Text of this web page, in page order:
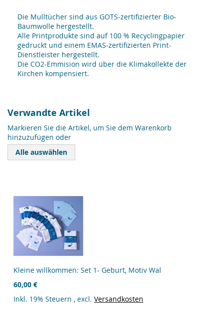
Die Mulltücher sind aus GOTS-zertifizierter Bio-
Baumwolle hergestellt.
Alle Printprodukte sind auf 100 % Recyclingpapier
gedruckt und einem EMAS-zertifizierten Print-
Dienstleister hergestellt.
Die CO2-Emmision wird über die Klimakollekte der
Kirchen kompensiert.
Verwandte Artikel
Markieren Sie die Artikel, um Sie dem Warenkorb
hinzuzufügen oder
Alle auswählen
Kleine willkommen: Set 1- Geburt, Motiv Wal
60,00 €
Inkl. 19% Steuern , excl. Versandkosten